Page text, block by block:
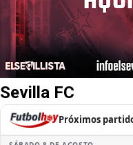
Sevilla FC